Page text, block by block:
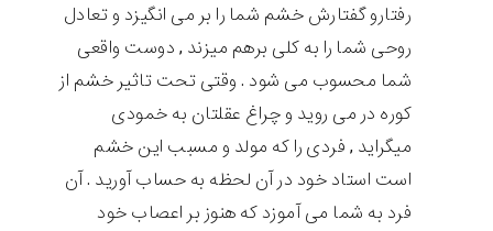
رفتارو گفتارش خشم شما را بر می انگیزد و تعادل
روحی شما را به کلی برهم میزند , دوست واقعی
شما محسوب می شود . وقتی تحت تاثیر خشم از
کوره در می روید و چراغ عقلتان به خمودی
میگراید , فردی را که مولد و مسبب این خشم
است استاد خود در آن لحظه به حساب آورید . آن
فرد به شما می آموزد که هنوز بر اعصاب خود